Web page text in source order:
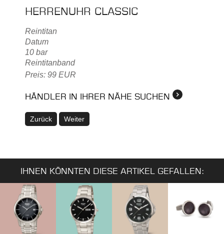
HERRENUHR CLASSIC
Reintitan
Datum
10 bar
Reintitanband
Preis: 99 EUR
HÄNDLER IN IHRER NÄHE SUCHEN
Zurück Weiter
IHNEN KÖNNTEN DIESE ARTIKEL GEFALLEN: